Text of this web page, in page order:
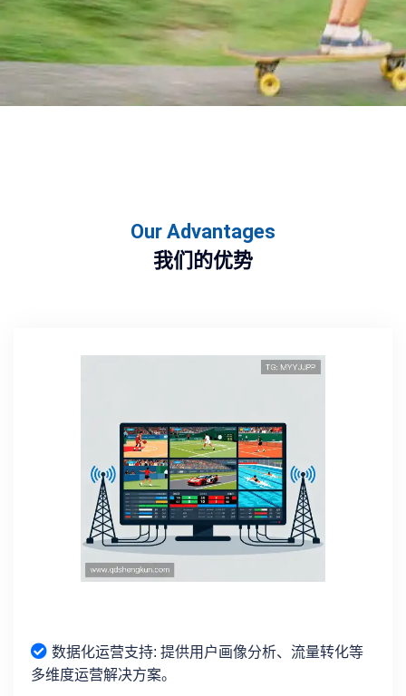
Our Advantages
我们的优势
数据化运营支持: 提供用户画像分析、流量转化等
多维度运营解决方案。